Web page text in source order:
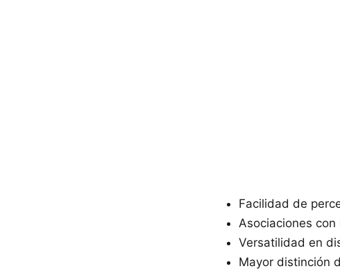
Facilidad de
Asociaciones
Versatilidad en
Mayor distinción